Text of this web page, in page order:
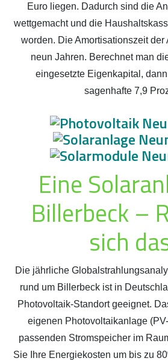
Euro liegen. Dadurch sind die
wettgemacht und die
worden. Die Amortisationszeit der
neun Jahren. Berechnet man
eingesetzte Eigenkapital,
sagenhafte 7,9
Eine
Billerbeck –
sich
Die jährliche
rund um Billerbeck ist in
Photovoltaik-Standort geeignet.
eigenen Photovoltaikanlage
passenden Stromspeicher im
Sie Ihre Energiekosten um bis zu